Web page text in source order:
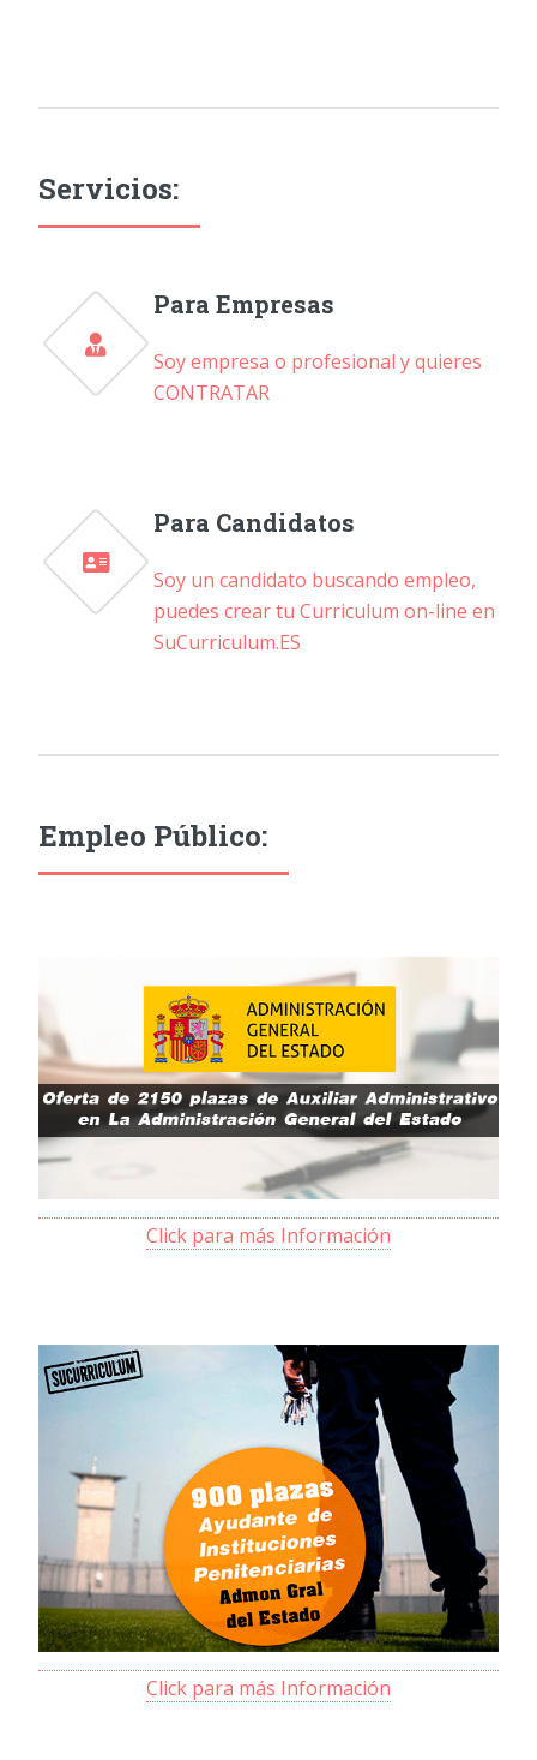
Servicios:
Para Empresas
Soy empresa o profesional y quieres
CONTRATAR
Para Candidatos
Soy un candidato buscando empleo,
puedes crear tu Curriculum on-line en
SuCurriculum.ES
Empleo Público:
Click para más Información
Click para más Información